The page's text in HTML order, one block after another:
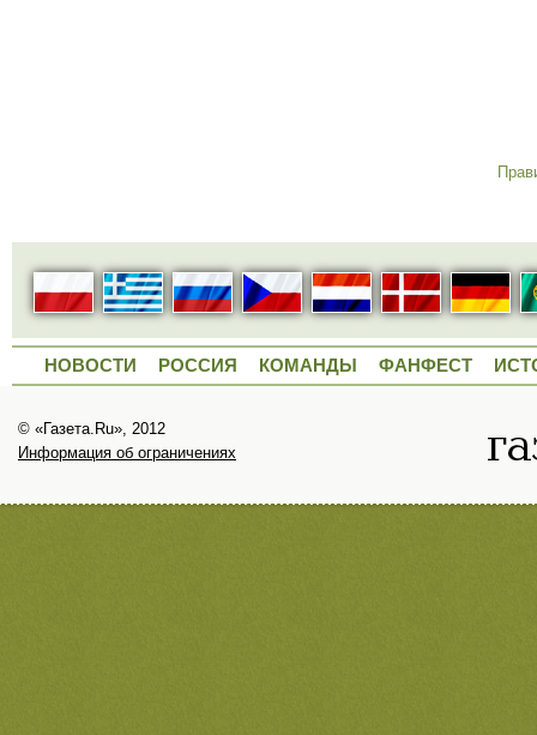
НОВОСТИ РОССИЯ КОМАНДЫ ФАНФЕСТ
© «Газета.Ru», 2012
Информация об ограничениях